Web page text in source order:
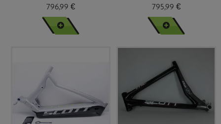
796,99 €
VER MAIS
795,99 €
VER MAIS